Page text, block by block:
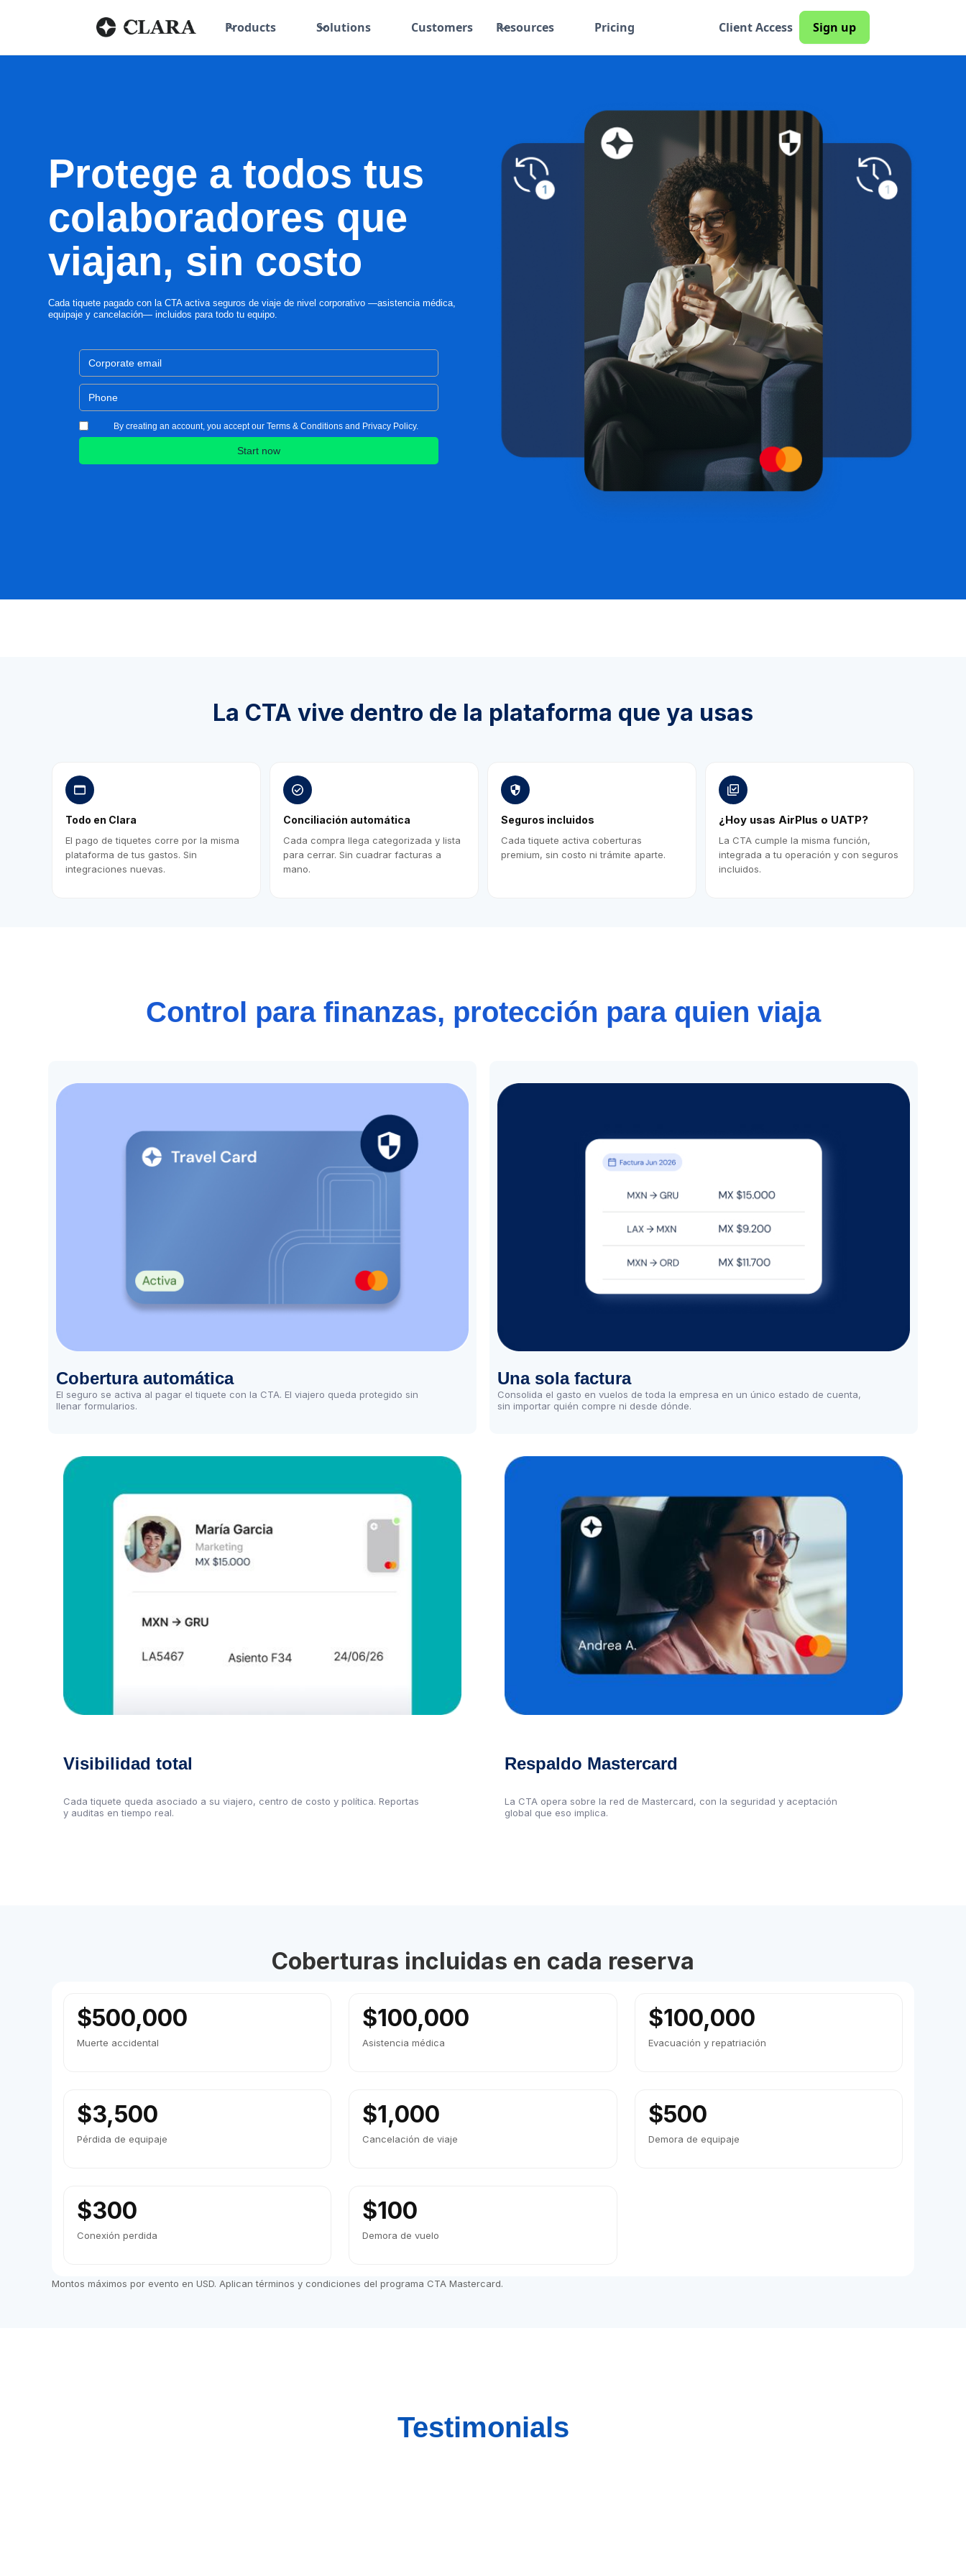
Products Solutions Customers Resources Pricing Client Access Sign up
Protege a todos tus
colaboradores que
viajan, sin costo
Cada tiquete pagado con la CTA activa seguros de viaje de nivel corporativo —asistencia médica,
equipaje y cancelación— incluidos para todo tu equipo.
By creating an account, you accept our Terms & Conditions and Privacy Policy.
La CTA vive dentro de la plataforma que ya usas
Todo en Clara
El pago de tiquetes corre por la misma
plataforma de tus gastos. Sin
integraciones nuevas.
Conciliación automática
Cada compra llega categorizada y lista
para cerrar. Sin cuadrar facturas a
mano.
Seguros incluidos
Cada tiquete activa coberturas
premium, sin costo ni trámite aparte.
¿Hoy usas AirPlus o UATP?
La CTA cumple la misma función,
integrada a tu operación y con seguros
incluidos.
Control para finanzas, protección para quien viaja
Cobertura automática
El seguro se activa al pagar el tiquete con la CTA. El viajero queda protegido sin
llenar formularios.
Una sola factura
Consolida el gasto en vuelos de toda la empresa en un único estado de cuenta,
sin importar quién compre ni desde dónde.
Visibilidad total
Cada tiquete queda asociado a su viajero, centro de costo y política. Reportas
y auditas en tiempo real.
Respaldo Mastercard
La CTA opera sobre la red de Mastercard, con la seguridad y aceptación
global que eso implica.
Coberturas incluidas en cada reserva
$500,000
Muerte accidental
$100,000
Asistencia médica
$100,000
Evacuación y repatriación
$3,500
Pérdida de equipaje
$1,000
Cancelación de viaje
$500
Demora de equipaje
$300
Conexión perdida
$100
Demora de vuelo
Montos máximos por evento en USD. Aplican términos y condiciones del programa CTA Mastercard.
Testimonials